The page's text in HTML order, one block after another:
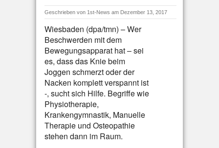
Geschrieben von 1st-News am Dezember 13, 2017
Wiesbaden (dpa/tmn) – Wer
Beschwerden mit dem
Bewegungsapparat hat – sei
es, dass das Knie beim
Joggen schmerzt oder der
Nacken komplett verspannt ist
-, sucht sich Hilfe. Begriffe wie
Physiotherapie,
Krankengymnastik, Manuelle
Therapie und Osteopathie
stehen dann im Raum.